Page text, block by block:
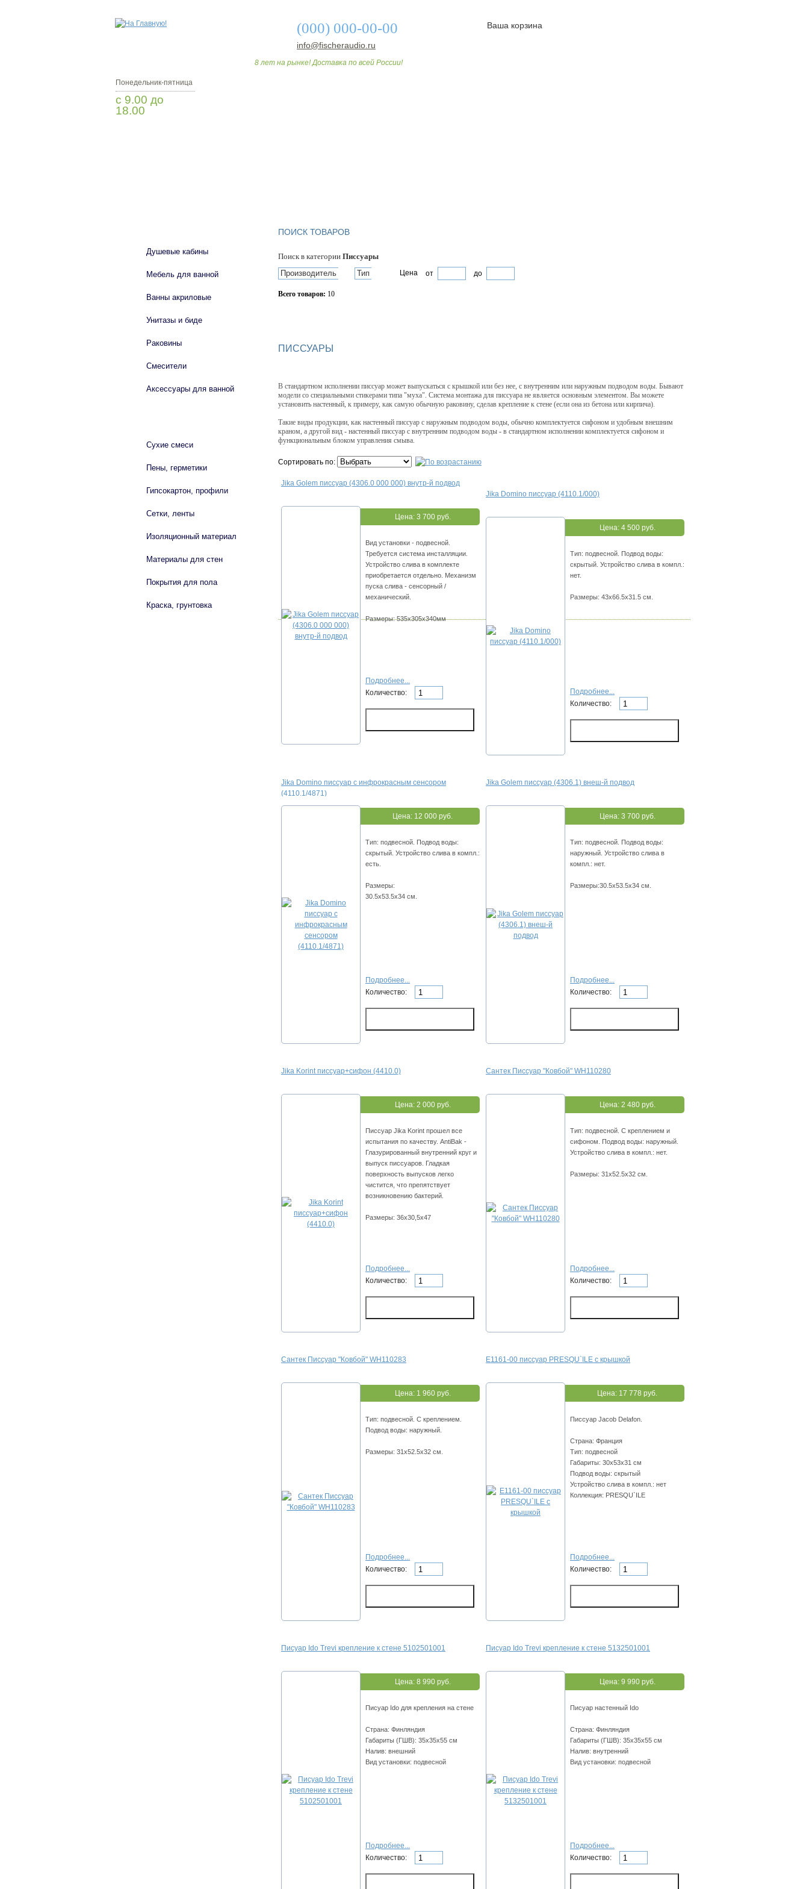
(000) 000-00-00
info@fischeraudio.ru
8 лет на рынке! Доставка по всей России!
Ваша корзина
Понедельник-пятница
с 9.00 до
18.00
ПОИСК ТОВАРОВ
Поиск в категории Писсуары
Производитель
Тип Цена от до
Всего товаров: 10
ПИССУАРЫ
В стандартном исполнении писсуар может выпускаться с крышкой или без нее, с внутренним или наружным подводом воды. Бывают
модели со специальными стикерами типа "муха". Система монтажа для писсуара не является основным элементом. Вы можете
установить настенный, к примеру, как самую обычную раковину, сделав крепление к стене (если она из бетона или кирпича).
Такие виды продукции, как настенный писсуар с наружным подводом воды, обычно комплектуется сифоном и удобным внешним
краном, а другой вид - настенный писсуар с внутренним подводом воды - в стандартном исполнении комплектуется сифоном и
функциональным блоком управления смыва.
Сортировать по:
Jika Golem писсуар (4306.0 000 000) внутр-й подвод
Цена: 3 700 руб.
Вид установки - подвесной.
Требуется система инсталляции.
Устройство слива в комплекте
приобретается отдельно. Механизм
пуска слива - сенсорный /
механический.
Размеры: 535х305х340мм
Подробнее...
Количество:
Jika Domino писсуар (4110.1/000)
Цена: 4 500 руб.
Тип: подвесной. Подвод воды:
скрытый. Устройство слива в компл.:
нет.
Размеры: 43х66.5х31.5 см.
Подробнее...
Количество:
Jika Domino писсуар с инфрокрасным сенсором
(4110.1/4871)
Цена: 12 000 руб.
Тип: подвесной. Подвод воды:
скрытый. Устройство слива в компл.:
есть.
Размеры:
30.5х53.5х34 см.
Подробнее...
Количество:
Jika Golem писсуар (4306.1) внеш-й подвод
Цена: 3 700 руб.
Тип: подвесной. Подвод воды:
наружный. Устройство слива в
компл.: нет.
Размеры:30.5х53.5х34 см.
Подробнее...
Количество:
Jika Korint писсуар+сифон (4410.0)
Цена: 2 000 руб.
Писсуар Jika Korint прошел все
испытания по качеству. AntiBak -
Глазурированный внутренний круг и
выпуск писсуаров. Гладкая
поверхность выпусков легко
чистится, что препятствует
возникновению бактерий.
Размеры: 36x30,5x47
Подробнее...
Количество:
Сантек Писсуар "Ковбой" WH110280
Цена: 2 480 руб.
Тип: подвесной. С креплением и
сифоном. Подвод воды: наружный.
Устройство слива в компл.: нет.
Размеры: 31х52.5х32 см.
Подробнее...
Количество:
Сантек Писсуар "Ковбой" WH110283
Цена: 1 960 руб.
Тип: подвесной. С креплением.
Подвод воды: наружный.
Размеры: 31х52.5х32 см.
Подробнее...
Количество:
E1161-00 писсуар PRESQU`ILE с крышкой
Цена: 17 778 руб.
Писсуар Jacob Delafon.
Страна: Франция
Тип: подвесной
Габариты: 30х53х31 см
Подвод воды: скрытый
Устройство слива в компл.: нет
Коллекция: PRESQU`ILE
Подробнее...
Количество:
Писуар Ido Trevi крепление к стене 5102501001
Цена: 8 990 руб.
Писуар Ido для крепления на стене
Страна: Финляндия
Габариты (ГШВ): 35х35х55 см
Налив: внешний
Вид установки: подвесной
Подробнее...
Количество:
Писуар Ido Trevi крепление к стене 5132501001
Цена: 9 990 руб.
Писуар настенный Ido
Страна: Финляндия
Габариты (ГШВ): 35х35х55 см
Налив: внутренний
Вид установки: подвесной
Подробнее...
Количество:
Душевые кабины
Мебель для ванной
Ванны акриловые
Унитазы и биде
Раковины
Смесители
Аксессуары для ванной
Сухие смеси
Пены, герметики
Гипсокартон, профили
Сетки, ленты
Изоляционный материал
Материалы для стен
Покрытия для пола
Краска, грунтовка